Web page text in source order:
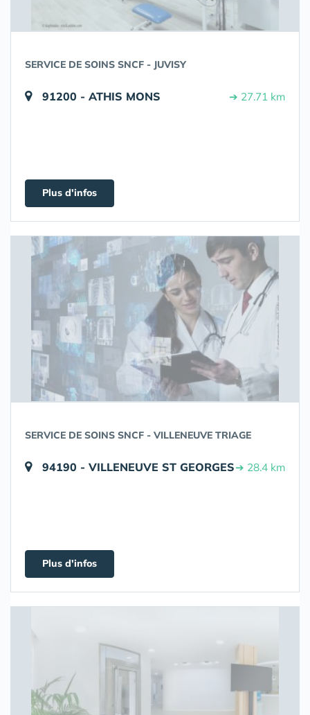
SERVICE DE SOINS SNCF - JUVISY
91200 - ATHIS MONS ➔ 27.71 km
Plus d'infos
SERVICE DE SOINS SNCF - VILLENEUVE TRIAGE
94190 - VILLENEUVE ST GEORGES➔ 28.4 km
Plus d'infos